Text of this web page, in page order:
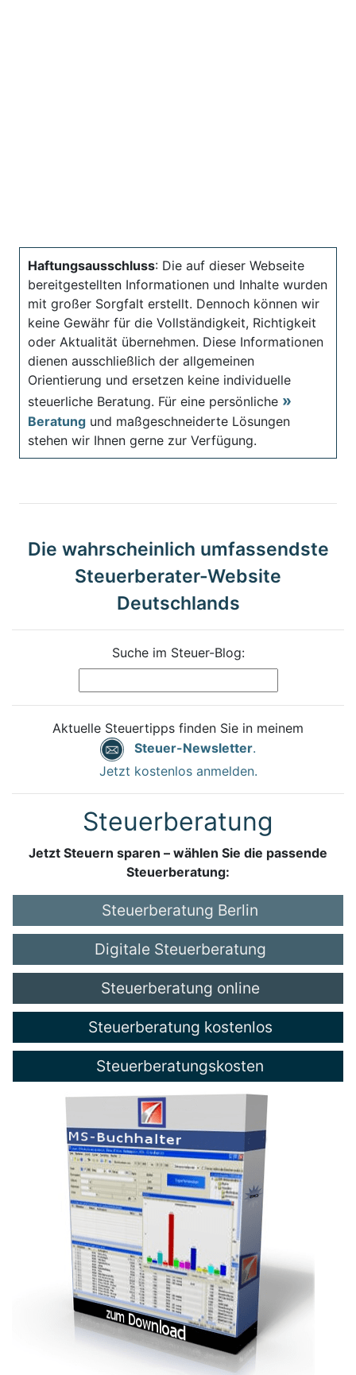
Haftungsausschluss: Die auf dieser Webseite
bereitgestellten Informationen und Inhalte wurden
mit großer Sorgfalt erstellt. Dennoch können wir
keine Gewähr für die Vollständigkeit, Richtigkeit
oder Aktualität übernehmen. Diese Informationen
dienen ausschließlich der allgemeinen
Orientierung und ersetzen keine individuelle
steuerliche Beratung. Für eine persönliche
Beratung und maßgeschneiderte Lösungen
stehen wir Ihnen gerne zur Verfügung.
Die wahrscheinlich umfassendste
Steuerberater-Website
Deutschlands
Suche im Steuer-Blog:
Aktuelle Steuertipps finden Sie in meinem
Steuer-Newsletter.
Jetzt kostenlos anmelden.
Steuerberatung
Jetzt Steuern sparen – wählen Sie die passende
Steuerberatung:
Steuerberatung Berlin
Digitale Steuerberatung
Steuerberatung online
Steuerberatung kostenlos
Steuerberatungskosten